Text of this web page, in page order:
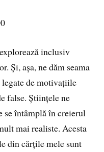
inclusiv
Și, așa, ne dăm seama
de motivațiile
false. Științele ne
se întâmplă în creierul
mai realiste. Acesta
din cărțile mele sunt